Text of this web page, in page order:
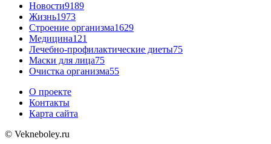
Новости9189
Жизнь1973
Строение организма1629
Медицина121
Лечебно-профилактические диеты75
Маски для лица75
Очистка организма55
О проекте
Контакты
Карта сайта
© Vekneboley.ru